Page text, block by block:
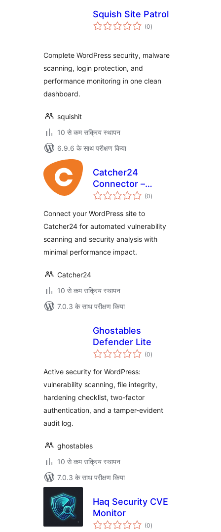
Squish Site Patrol
(0कुल
दर)
Complete WordPress security, malware
scanning, login protection, and
performance monitoring in one clean
dashboard.
squishit
10 से कम सक्रिय स्थापन
6.9.6 के साथ परीक्षण किया
Catcher24
Connector –
Vulnerability(0कुल
दर)
Connect your WordPress site to
Catcher24 for automated vulnerability
scanning and security analysis with
minimal performance impact.
Catcher24
10 से कम सक्रिय स्थापन
7.0.3 के साथ परीक्षण किया
Ghostables
Defender Lite
(0कुल
दर)
Active security for WordPress:
vulnerability scanning, file integrity,
hardening checklist, two-factor
authentication, and a tamper-evident
audit log.
ghostables
10 से कम सक्रिय स्थापन
7.0.3 के साथ परीक्षण किया
Haq Security CVE
Monitor
(0कुल
दर)